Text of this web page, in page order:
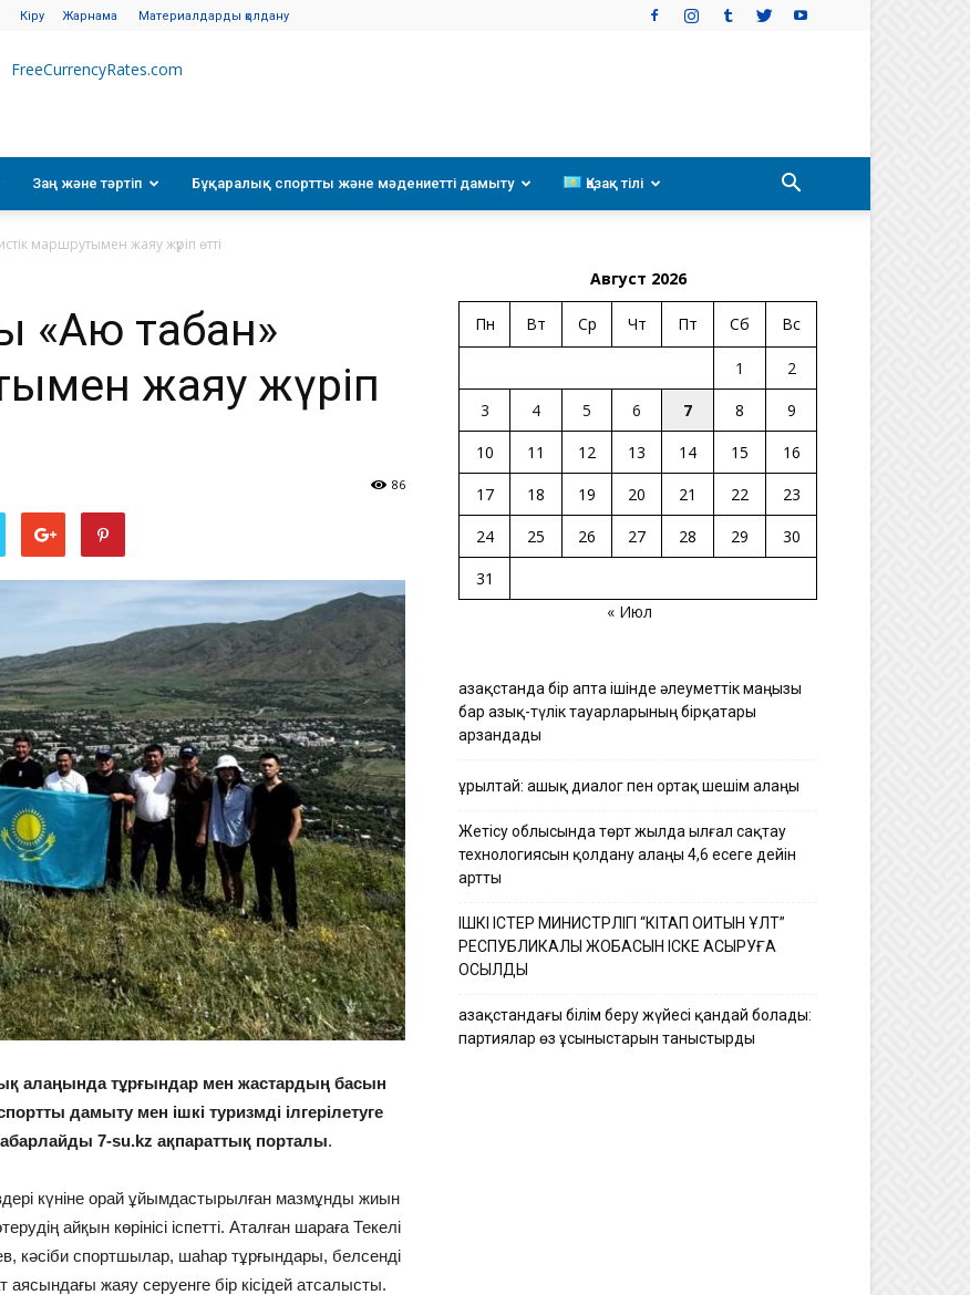
Кіру Жарнама Материалдарды қолдану
FreeCurrencyRates.com
Заң және тәртіп Бұқаралық спортты және мәдениетті дамыту Қазақ тілі
маршрутымен жаяу жүріп өтті
«Аю табан»
жаяу жүріп
86
алаңында тұрғындар мен жастардың басын
дамыту мен ішкі туризмді ілгерілетуге
7-su.kz ақпараттық порталы.
күніне орай ұйымдастырылған мазмұнды жиын
айқын көрінісі іспетті. Аталған шараға Текелі
кәсіби спортшылар, шаһар тұрғындары, белсенді
жаяу серуенге бір кісідей атсалысты.
Август 2026
Пн Вт Ср Чт Пт Сб Вс
1
2
3
4 5 6 7 8
9
10
11 12 13 14 15
16
17
18 19 20 21 22
23
24
25 26 27 28 29
30
31
« Июл
Қазақстанда бір апта ішінде әлеуметтік маңызы
бар азық-түлік тауарларының бірқатары
арзандады
Құрылтай: ашық диалог пен ортақ шешім алаңы
Жетісу облысында төрт жылда ылғал сақтау
технологиясын қолдану алаңы 4,6 есеге дейін
артты
ІШКІ ІСТЕР МИНИСТРЛІГІ “КІТАП ОҚИТЫН ҰЛТ”
РЕСПУБЛИКАЛЫҚ ЖОБАСЫН ІСКЕ АСЫРУҒА
ҚОСЫЛДЫ
Қазақстандағы білім беру жүйесі қандай болады:
партиялар өз ұсыныстарын таныстырды